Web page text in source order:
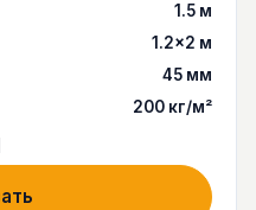
1.5 м
1.2×2 м
45 мм
200 кг/м²